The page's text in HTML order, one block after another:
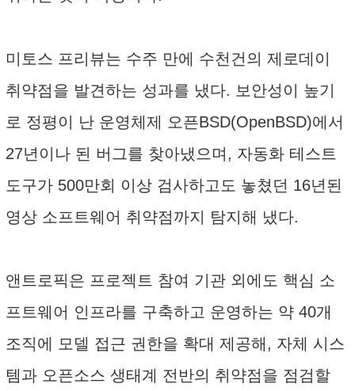
미토스 프리뷰는 수주 만에 수천건의 제로데이
취약점을 발견하는 성과를 냈다. 보안성이 높기
로 정평이 난 운영체제 오픈BSD(OpenBSD)에서
27년이나 된 버그를 찾아냈으며, 자동화 테스트
도구가 500만회 이상 검사하고도 놓쳤던 16년된
영상 소프트웨어 취약점까지 탐지해 냈다.
앤트로픽은 프로젝트 참여 기관 외에도 핵심 소
프트웨어 인프라를 구축하고 운영하는 약 40개
조직에 모델 접근 권한을 확대 제공해, 자체 시스
템과 오픈소스 생태계 전반의 취약점을 점검할